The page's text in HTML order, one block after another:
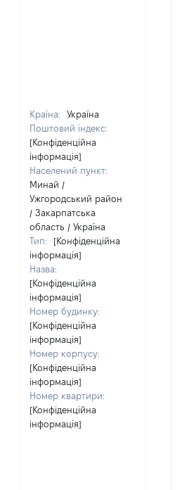
Країна:
Україна
Поштовий індекс:
[Конфіденційна
інформація]
Населений пункт:
Минай /
Ужгородський район
/ Закарпатська
область / Україна
Тип:
[Конфіденційна
інформація]
Назва:
[Конфіденційна
інформація]
Номер будинку:
[Конфіденційна
інформація]
Номер корпусу:
[Конфіденційна
інформація]
Номер квартири:
[Конфіденційна
інформація]